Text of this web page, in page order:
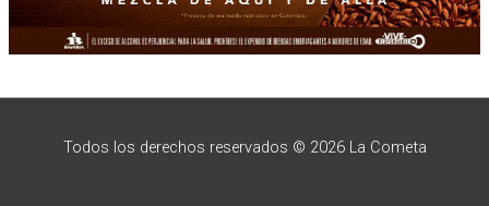
Todos los derechos reservados © 2026 La Cometa